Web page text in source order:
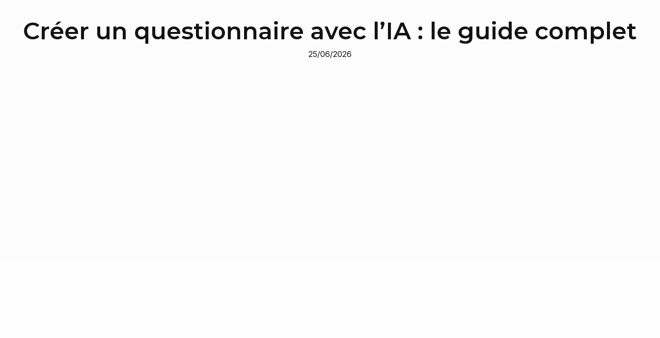
Créer un questionnaire avec l’IA : le guide complet
25/06/2026